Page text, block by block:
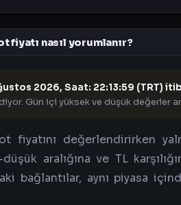
fiyatı nasıl yorumlanır?
2026, Saat: 22:13:59 (TRT)
Gün içi yüksek ve düşük değerler
fiyatını değerlendirirken
düşük aralığına ve TL
bağlantılar, aynı piyasa